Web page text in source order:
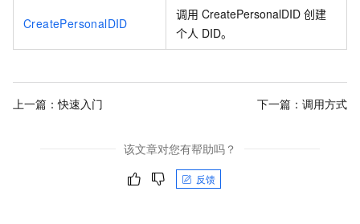
CreatePersonalDID
调用 CreatePersonalDID 创建
个人 DID。
上一篇：快速入门 下一篇： 调用方式
该文章对您有帮助吗？
反馈